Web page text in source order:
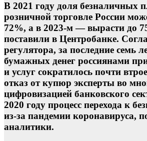
В 2021 году доля безналичных
розничной торговле России
72%, а в 2023-м — вырасти до
поставили в Центробанке.
регулятора, за последние семь
бумажных денег россиянами
и услуг сократилось почти
отказ от купюр эксперты во
цифровизацией банковского
2020 году процесс перехода к
из-за пандемии коронавируса,
аналитики.